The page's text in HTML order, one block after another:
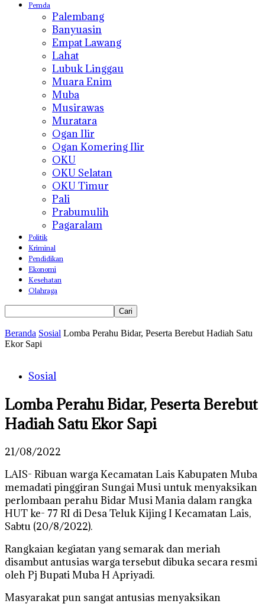
Pemda
Palembang
Banyuasin
Empat Lawang
Lahat
Lubuk Linggau
Muara Enim
Muba
Musirawas
Muratara
Ogan Ilir
Ogan Komering Ilir
OKU
OKU Selatan
OKU Timur
Pali
Prabumulih
Pagaralam
Politik
Kriminal
Pendidikan
Ekonomi
Kesehatan
Olahraga
Beranda Sosial Lomba Perahu Bidar, Peserta Berebut Hadiah Satu
Ekor Sapi
Sosial
Lomba Perahu Bidar, Peserta Berebut
Hadiah Satu Ekor Sapi
21/08/2022
LAIS- Ribuan warga Kecamatan Lais Kabupaten Muba
memadati pinggiran Sungai Musi untuk menyaksikan
perlombaan perahu Bidar Musi Mania dalam rangka
HUT ke- 77 RI di Desa Teluk Kijing I Kecamatan Lais,
Sabtu (20/8/2022).
Rangkaian kegiatan yang semarak dan meriah
disambut antusias warga tersebut dibuka secara resmi
oleh Pj Bupati Muba H Apriyadi.
Masyarakat pun sangat antusias menyaksikan